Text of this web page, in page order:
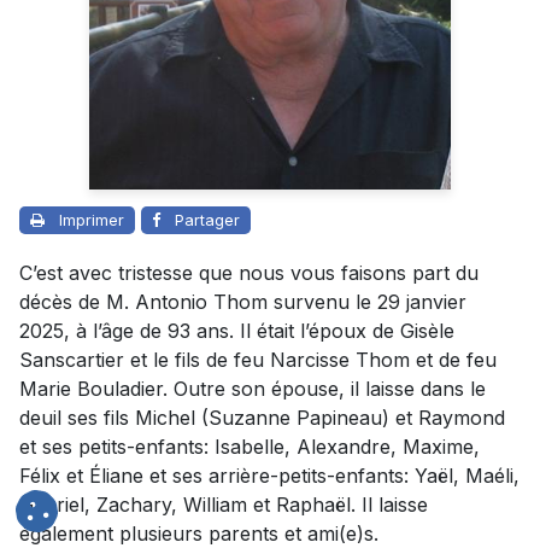
Imprimer Partager
C’est avec tristesse que nous vous faisons part du
décès de M. Antonio Thom survenu le 29 janvier
2025, à l’âge de 93 ans. Il était l’époux de Gisèle
Sanscartier et le fils de feu Narcisse Thom et de feu
Marie Bouladier. Outre son épouse, il laisse dans le
deuil ses fils Michel (Suzanne Papineau) et Raymond
et ses petits-enfants: Isabelle, Alexandre, Maxime,
Félix et Éliane et ses arrière-petits-enfants: Yaël, Maéli,
Gabriel, Zachary, William et Raphaël. Il laisse
également plusieurs parents et ami(e)s.